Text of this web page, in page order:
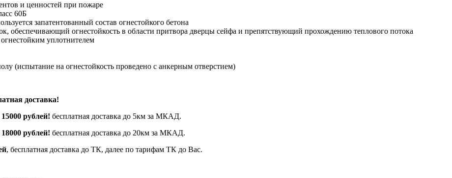
и ценностей при пожаре
60Б
запатентованный состав огнестойкого бетона
обеспечивающий огнестойкость в области притвора дверцы сейфа и препятствующий прохождению теплового потока
уплотнителем
(испытание на огнестойкость проведено с анкерным отверстием)
доставка!
15000 рублей! бесплатная доставка до 5км за МКАД.
18000 рублей! бесплатная доставка до 20км за МКАД.
, бесплатная доставка до ТК, далее по тарифам ТК до Вас.